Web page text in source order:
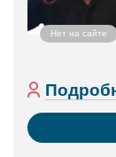
Нет на сайте